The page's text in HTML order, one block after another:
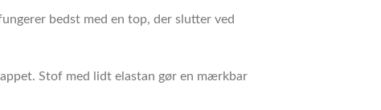
bedst med en top, der slutter ved
Stof med lidt elastan gør en mærkbar